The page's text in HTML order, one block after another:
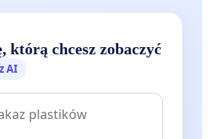
którą chcesz zobaczyć
AI